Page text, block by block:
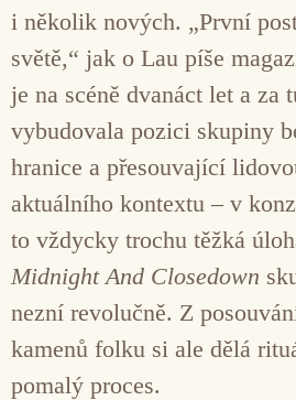
i několik nových. „První
světě,“ jak o Lau píše
je na scéně dvanáct let a za
vybudovala pozici skupiny
hranice a přesouvající
aktuálního kontextu – v
to vždycky trochu těžká
Midnight And Closedown
nezní revolučně. Z
kamenů folku si ale dělá
pomalý proces.